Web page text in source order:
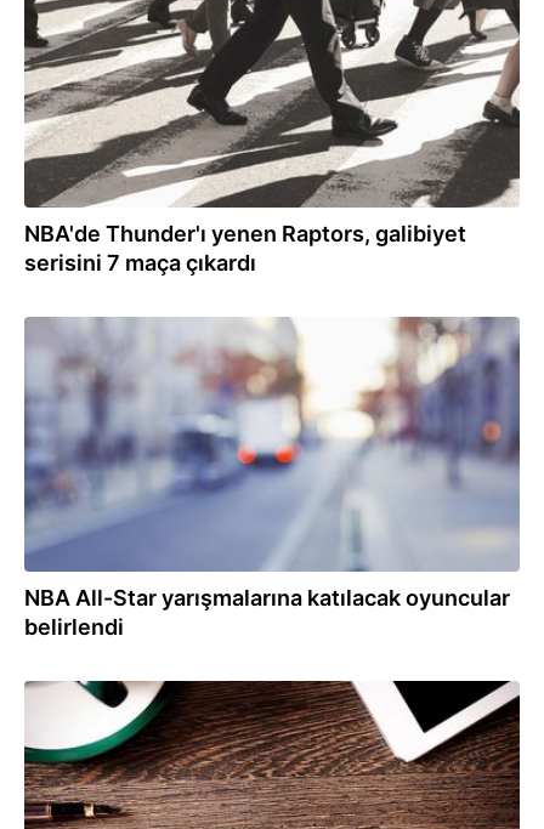
NBA'de Thunder'ı yenen Raptors, galibiyet
serisini 7 maça çıkardı
NBA All-Star yarışmalarına katılacak oyuncular
belirlendi
30.01.2022